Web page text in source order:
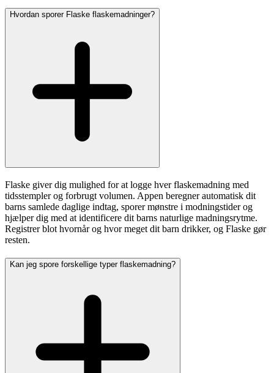
Hvordan sporer Flaske flaskemadninger?
Flaske giver dig mulighed for at logge hver flaskemadning med
tidsstempler og forbrugt volumen. Appen beregner automatisk dit
barns samlede daglige indtag, sporer mønstre i modningstider og
hjælper dig med at identificere dit barns naturlige madningsrytme.
Registrer blot hvornår og hvor meget dit barn drikker, og Flaske gør
resten.
Kan jeg spore forskellige typer flaskemadning?